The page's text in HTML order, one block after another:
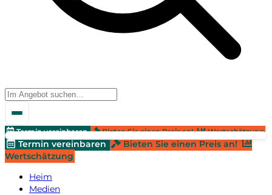
Termin vereinbaren Bieten Sie einen Preis an! Wertschätzung
Termin vereinbaren
Bieten Sie einen Preis an!
Wertschätzung
Heim
Medien